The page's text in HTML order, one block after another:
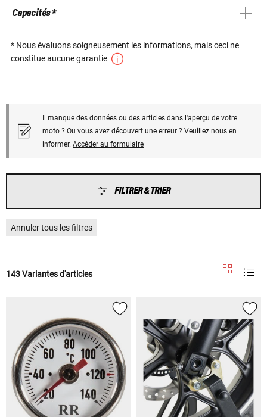
Capacités *
* Nous évaluons soigneusement les informations, mais ceci ne
constitue aucune garantie
Il manque des données ou des articles dans l'aperçu de votre
moto ? Ou vous avez découvert une erreur ? Veuillez nous en
informer. Accéder au formulaire
FILTRER & TRIER
Annuler tous les filtres
143 Variantes d'articles